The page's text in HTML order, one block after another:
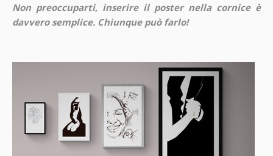
Non preoccuparti, inserire il poster nella cornice è
davvero semplice. Chiunque può farlo!